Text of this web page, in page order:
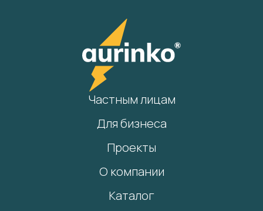
Частным лицам
Для бизнеса
Проекты
О компании
Каталог